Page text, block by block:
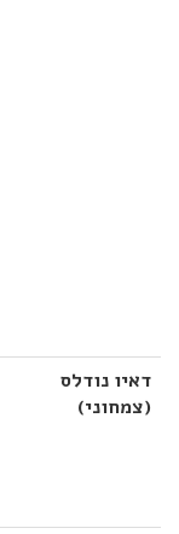
דאיו נודלס
(צמחוני)